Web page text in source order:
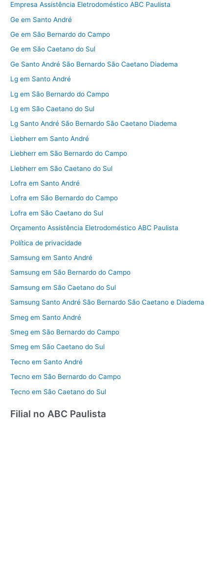
Empresa Assistência Eletrodoméstico ABC Paulista
Ge em Santo André
Ge em São Bernardo do Campo
Ge em São Caetano do Sul
Ge Santo André São Bernardo São Caetano Diadema
Lg em Santo André
Lg em São Bernardo do Campo
Lg em São Caetano do Sul
Lg Santo André São Bernardo São Caetano Diadema
Liebherr em Santo André
Liebherr em São Bernardo do Campo
Liebherr em São Caetano do Sul
Lofra em Santo André
Lofra em São Bernardo do Campo
Lofra em São Caetano do Sul
Orçamento Assistência Eletrodoméstico ABC Paulista
Política de privacidade
Samsung em Santo André
Samsung em São Bernardo do Campo
Samsung em São Caetano do Sul
Samsung Santo André São Bernardo São Caetano e Diadema
Smeg em Santo André
Smeg em São Bernardo do Campo
Smeg em São Caetano do Sul
Tecno em Santo André
Tecno em São Bernardo do Campo
Tecno em São Caetano do Sul
Filial no ABC Paulista